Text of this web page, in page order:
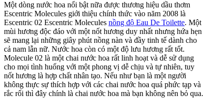
Một dòng nước hoa nổi bật nữa được thương hiệu dầu thơm
Escentric Molecules giới thiệu chính thức vào năm 2008 là
Escentric 02 Escentric Molecules nồng độ Eau De Toilette. Một
mùi hương độc đáo với một nốt hương duy nhất nhưng hứa hẹn
sẽ mang lại những giây phút nồng nàn và đầy tinh tế dành cho
cả nam lẫn nữ. Nước hoa còn có một độ lưu hương rất tốt.
Molecule 02 là một chai nước hoa rất linh hoạt và dễ sử dụng
cho mọi tình huống với một phong vị dễ chịu và tự nhiên, tuy
nốt hương là hợp chất nhân tạo. Nếu như bạn là một người
không thực sự thích hợp với các chai nước hoa quá phức tạp và
rắc rối thì đây chính là chai nước hoa mà bạn không nên bỏ qua.